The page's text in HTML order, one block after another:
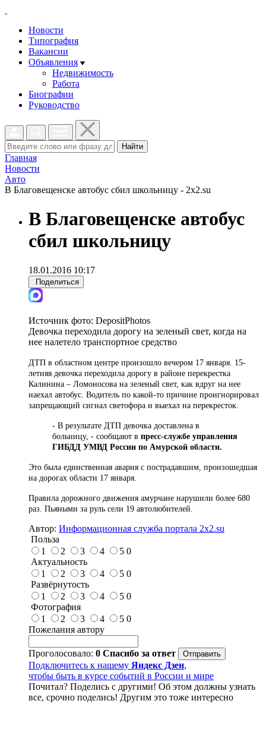
Новости
Типография
Вакансии
Объявления
Недвижимость
Работа
Биографии
Руководство
Найти
Главная
Новости
Авто
В Благовещенске автобус сбил школьницу - 2x2.su
В Благовещенске автобус
сбил школьницу
18.01.2016 10:17
Поделиться
Источник фото: DepositPhotos
Девочка переходила дорогу на зеленый свет, когда на
нее налетело транспортное средство
ДТП в областном центре произошло вечером 17 января. 15-
летняя девочка переходила дорогу в районе перекрестка
Калинина – Ломоносова на зеленый свет, как вдруг на нее
наехал автобус. Водитель по какой-то причине проигнорировал
запрещающий сигнал светофора и выехал на перекресток.
- В результате ДТП девочка доставлена в
больницу, - сообщают в пресс-службе управления
ГИБДД УМВД России по Амурской области.
Это была единственная авария с пострадавшим, произошедшая
на дорогах области 17 января.
Правила дорожного движения амурчане нарушили более 680
раз. Пьяными за руль сели 19 автолюбителей.
Автор: Информационная служба портала 2x2.su
Польза
1
2 3 4 5 0
Актуальность
1
2 3 4 5 0
Развёрнутость
1
2 3 4 5 0
Фотография
1
2 3 4 5 0
Пожелания автору
Проголосовало: 0 Спасибо за ответ
Подключитесь к нашему Яндекс Дзен,
чтобы быть в курсе событий в России и мире
Почитал? Поделись с другими! Об этом должны узнать
все, срочно поделись! Другим это тоже интересно